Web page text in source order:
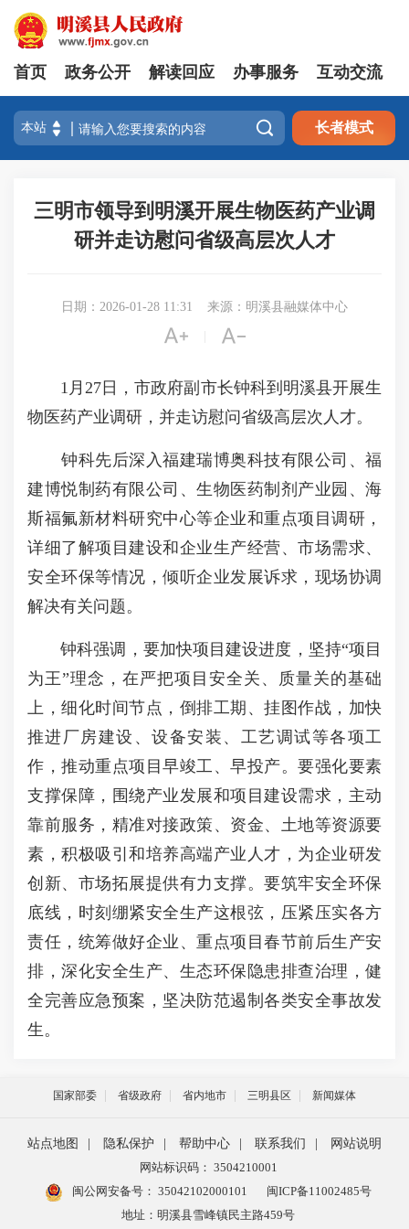
首页 政务公开 解读回应 办事服务 互动交流
 长者模式
三明市领导到明溪开展生物医药产业调
研并走访慰问省级高层次人才
日期：2026-01-28 11:31 来源：明溪县融媒体中心
 
1月27日，市政府副市长钟科到明溪县开展生
物医药产业调研，并走访慰问省级高层次人才。
钟科先后深入福建瑞博奥科技有限公司、福
建博悦制药有限公司、生物医药制剂产业园、海
斯福氟新材料研究中心等企业和重点项目调研，
详细了解项目建设和企业生产经营、市场需求、
安全环保等情况，倾听企业发展诉求，现场协调
解决有关问题。
钟科强调，要加快项目建设进度，坚持“项目
为王”理念，在严把项目安全关、质量关的基础
上，细化时间节点，倒排工期、挂图作战，加快
推进厂房建设、设备安装、工艺调试等各项工
作，推动重点项目早竣工、早投产。要强化要素
支撑保障，围绕产业发展和项目建设需求，主动
靠前服务，精准对接政策、资金、土地等资源要
素，积极吸引和培养高端产业人才，为企业研发
创新、市场拓展提供有力支撑。要筑牢安全环保
底线，时刻绷紧安全生产这根弦，压紧压实各方
责任，统筹做好企业、重点项目春节前后生产安
排，深化安全生产、生态环保隐患排查治理，健
全完善应急预案，坚决防范遏制各类安全事故发
生。
国家部委 省级政府 省内地市 三明县区 新闻媒体
站点地图 隐私保护 帮助中心 联系我们
网站说明
网站标识码： 3504210001
闽公网安备号： 35042102000101
闽ICP备11002485号
地址：明溪县雪峰镇民主路459号